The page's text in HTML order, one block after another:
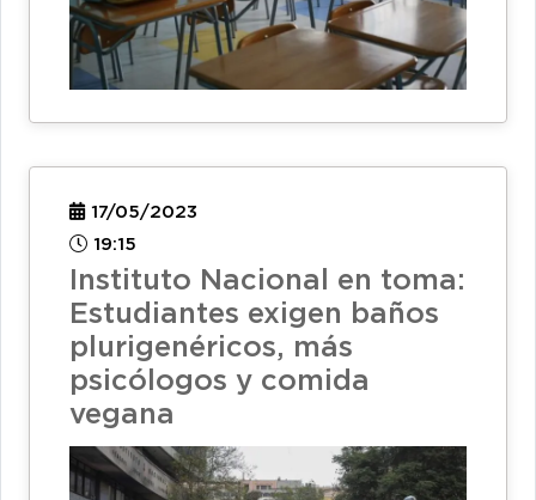
17/05/2023
19:15
Instituto Nacional en toma:
Estudiantes exigen baños
plurigenéricos, más
psicólogos y comida
vegana